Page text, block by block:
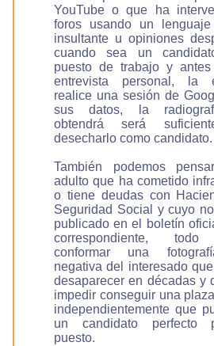
YouTube o que ha
foros usando un
insultante u opiniones
cuando sea un
puesto de trabajo y
entrevista personal, la
realice una sesión de
sus datos, la
obtendrá será
desecharlo como candidato.
También podemos
adulto que ha cometido
o tiene deudas con
Seguridad Social y cuyo
publicado en el boletín
correspondiente,
conformar una
negativa del interesado
desaparecer en décadas y
impedir conseguir una
independientemente que
un candidato perfecto
puesto.